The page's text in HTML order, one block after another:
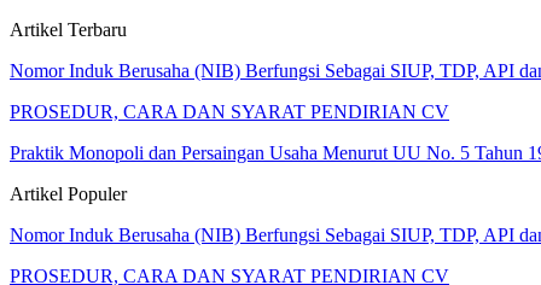
Artikel Terbaru
Nomor Induk Berusaha (NIB) Berfungsi Sebagai SIUP, TDP, API
PROSEDUR, CARA DAN SYARAT PENDIRIAN CV
Praktik Monopoli dan Persaingan Usaha Menurut UU No. 5 Tahun
Artikel Populer
Nomor Induk Berusaha (NIB) Berfungsi Sebagai SIUP, TDP, API
PROSEDUR, CARA DAN SYARAT PENDIRIAN CV